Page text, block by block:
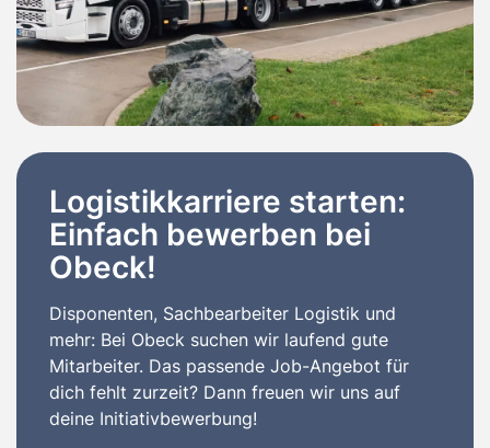
Logistikkarriere starten:
Einfach bewerben bei
Obeck!
Disponenten, Sachbearbeiter Logistik und
mehr: Bei Obeck suchen wir laufend gute
Mitarbeiter. Das passende Job-Angebot für
dich fehlt zurzeit? Dann freuen wir uns auf
deine Initiativbewerbung!